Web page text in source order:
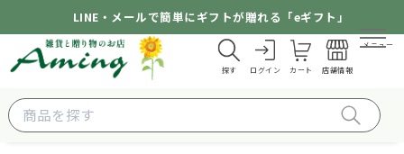
LINE・メールで簡単にギフトが贈れる「eギフト」
探す ログイン カート 店舗情報
メニュー